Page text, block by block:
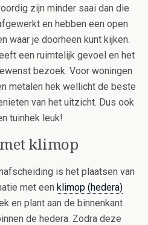
zijn minder saai dan die
en hebben een open
waar je doorheen kunt kijken.
een ruimtelijk gevoel en het
bezoek. Voor woningen
metalen hek wellicht de beste
van het uitzicht. Dus ook
tuinhek leuk!
klimop
is het plaatsen van
met een klimop (hedera)
en plant aan de binnenkant
de hedera. Zodra deze